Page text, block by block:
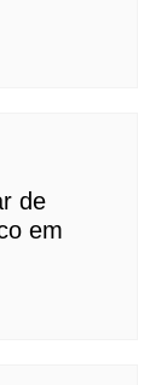
de
em